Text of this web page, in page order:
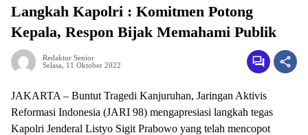
Langkah Kapolri : Komitmen Potong
Kepala, Respon Bijak Memahami Publik
Redaktur Senior
Selasa, 11 Oktober 2022
JAKARTA – Buntut Tragedi Kanjuruhan, Jaringan Aktivis
Reformasi Indonesia (JARI 98) mengapresiasi langkah tegas
Kapolri Jenderal Listyo Sigit Prabowo yang telah mencopot